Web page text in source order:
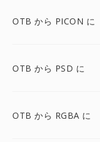
OTB から PICON に
OTB から PSD に
OTB から RGBA に